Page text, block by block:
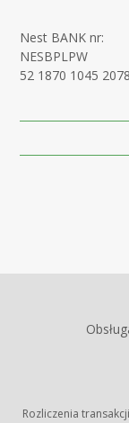
Nest BANK nr:
NESBPLPW
52 1870 1045
Rozliczenia